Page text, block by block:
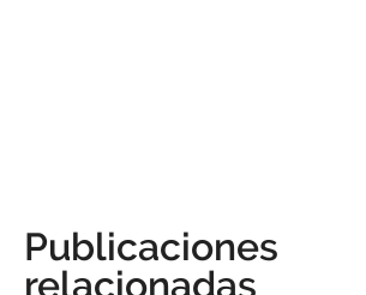
Publicaciones
relacionadas